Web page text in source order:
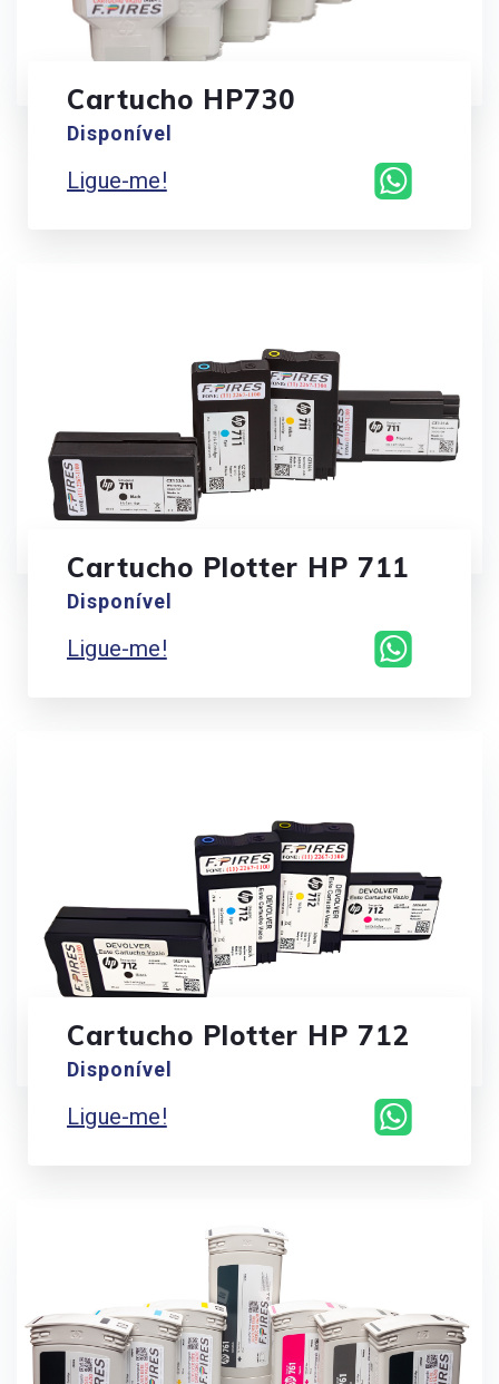
Cartucho HP730
Disponível
Ligue-me!
Cartucho Plotter HP 711
Disponível
Ligue-me!
Cartucho Plotter HP 712
Disponível
Ligue-me!